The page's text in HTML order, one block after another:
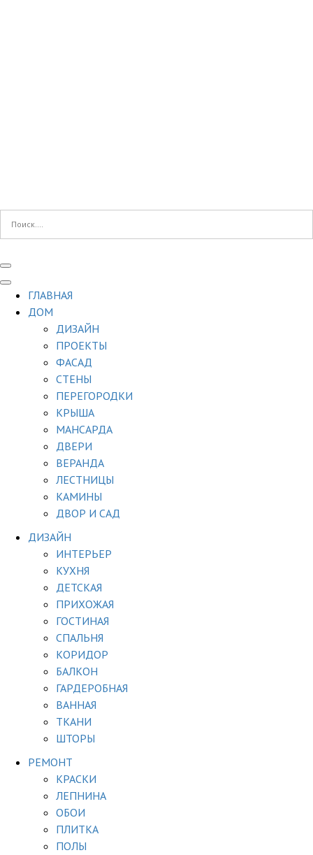
ГЛАВНАЯ
ДОМ
ДИЗАЙН
ПРОЕКТЫ
ФАСАД
СТЕНЫ
ПЕРЕГОРОДКИ
КРЫША
МАНСАРДА
ДВЕРИ
ВЕРАНДА
ЛЕСТНИЦЫ
КАМИНЫ
ДВОР И САД
ДИЗАЙН
ИНТЕРЬЕР
КУХНЯ
ДЕТСКАЯ
ПРИХОЖАЯ
ГОСТИНАЯ
СПАЛЬНЯ
КОРИДОР
БАЛКОН
ГАРДЕРОБНАЯ
ВАННАЯ
ТКАНИ
ШТОРЫ
РЕМОНТ
КРАСКИ
ЛЕПНИНА
ОБОИ
ПЛИТКА
ПОЛЫ